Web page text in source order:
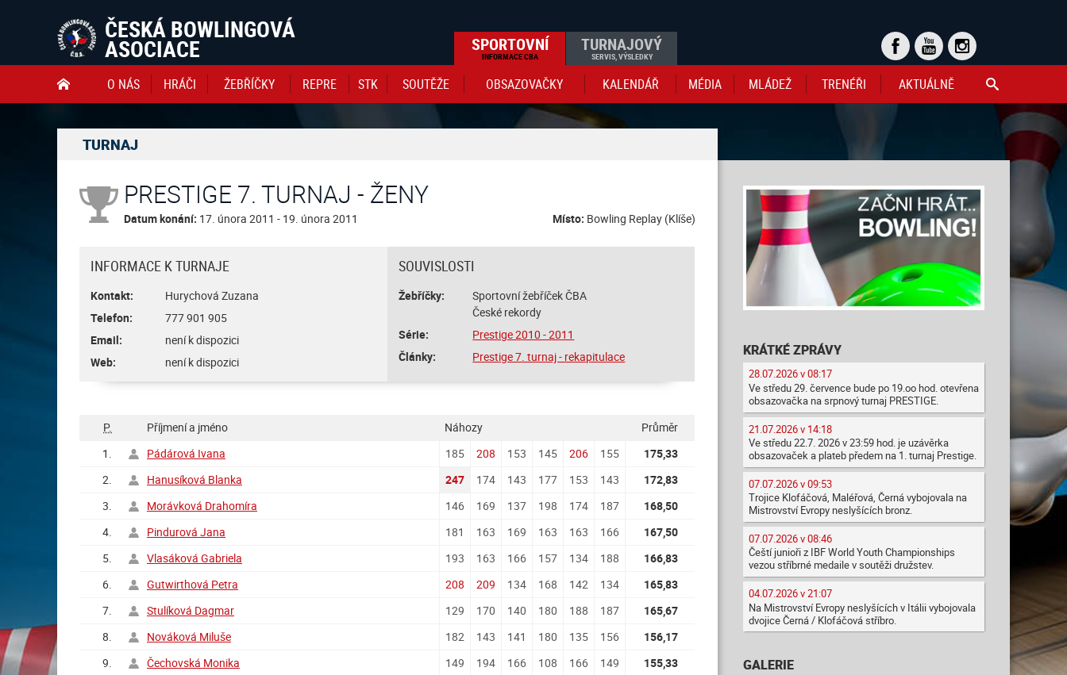
ČESKÁ BOWLINGOVÁ
ASOCIACE SPORTOVNÍ
INFORMACE CBA
TURNAJOVÝ
SERVIS, VÝSLEDKY

 O NÁS HRÁČI ŽEBŘÍČKY REPRE STK SOUTĚŽE OBSAZOVAČKY KALENDÁŘ MÉDIA MLÁDEŽ TRENÉŘI AKTUÁLNĚ
TURNAJ
PRESTIGE 7. TURNAJ - ŽENY
Datum konání: 17. února 2011 - 19. února 2011 Místo: Bowling Replay (Klíše)
INFORMACE K TURNAJE
Kontakt:
Hurychová Zuzana
Telefon:
777 901 905
Email:
není k dispozici
Web:
není k dispozici
SOUVISLOSTI
Žebříčky:
Sportovní žebříček ČBA
České rekordy
Série:
Prestige 2010 - 2011
Články:
Prestige 7. turnaj - rekapitulace
P. Příjmení a jméno Náhozy
Průměr
1.
Pádárová Ivana 185 208 153 145 206 155
175,33
2.
Hanusíková Blanka 247 174 143 177 153 143
172,83
3.
Morávková Drahomíra 146 169 137 198 174 187
168,50
4.
Pindurová Jana 181 163 169 163 163 166
167,50
5.
Vlasáková Gabriela 193 163 166 157 134 188
166,83
6.
Gutwirthová Petra 208 209 134 168 142 134
165,83
7.
Stulíková Dagmar 129 170 140 180 188 187
165,67
8.
Nováková Miluše 182 143 141 180 135 156
156,17
9.
Čechovská Monika 149 194 166 108 166 149
155,33
KRÁTKÉ ZPRÁVY
28.07.2026 v 08:17
Ve středu 29. července bude po 19.oo hod. otevřena
obsazovačka na srpnový turnaj PRESTIGE.
21.07.2026 v 14:18
Ve středu 22.7. 2026 v 23:59 hod. je uzávěrka
obsazovaček a plateb předem na 1. turnaj Prestige.
07.07.2026 v 09:53
Trojice Klofáčová, Maléřová, Černá vybojovala na
Mistrovství Evropy neslyšících bronz.
07.07.2026 v 08:46
Čeští junioři z IBF World Youth Championships
vezou stříbrné medaile v soutěži družstev.
04.07.2026 v 21:07
Na Mistrovství Evropy neslyšících v Itálii vybojovala
dvojice Černá / Klofáčová stříbro.
GALERIE